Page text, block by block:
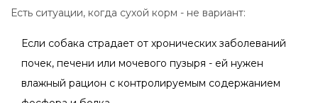
Есть ситуации, когда сухой корм - не вариант:
Если собака страдает от хронических заболеваний
почек, печени или мочевого пузыря - ей нужен
влажный рацион с контролируемым содержанием